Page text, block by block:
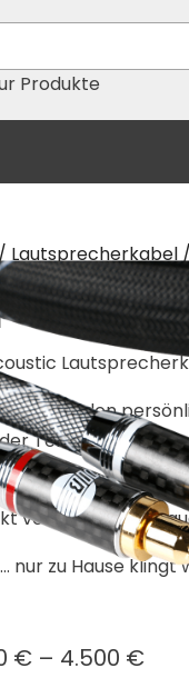
Produkte
/ Lautsprecherkabel /
Cryon
den
Telefon und
unsicher? Rufen
vor dem Kauf
nur zu Hause klingt
€ – 4.500 €